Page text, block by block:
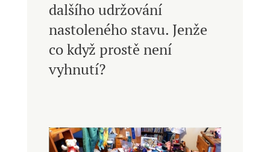
dalšího udržování
nastoleného stavu. Jenže
co když prostě není
vyhnutí?